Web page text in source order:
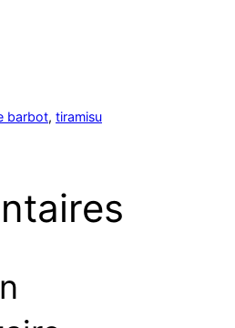
barbot, tiramisu